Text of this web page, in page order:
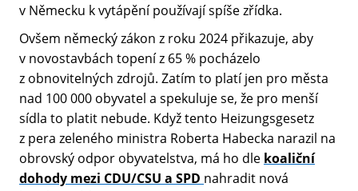
v Německu k vytápění používají spíše zřídka.
Ovšem německý zákon z roku 2024 přikazuje, aby
v novostavbách topení z 65 % pocházelo
z obnovitelných zdrojů. Zatím to platí jen pro města
nad 100 000 obyvatel a spekuluje se, že pro menší
sídla to platit nebude. Když tento Heizungsgesetz
z pera zeleného ministra Roberta Habecka narazil na
obrovský odpor obyvatelstva, má ho dle koaliční
dohody mezi CDU/CSU a SPD nahradit nová